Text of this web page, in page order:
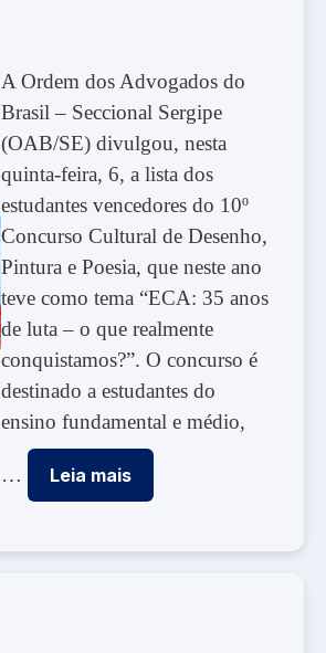
A Ordem dos Advogados do
Brasil – Seccional Sergipe
(OAB/SE) divulgou, nesta
quinta-feira, 6, a lista dos
estudantes vencedores do 10º
Concurso Cultural de Desenho,
Pintura e Poesia, que neste ano
teve como tema “ECA: 35 anos
de luta – o que realmente
conquistamos?”. O concurso é
destinado a estudantes do
ensino fundamental e médio,
… Leia mais